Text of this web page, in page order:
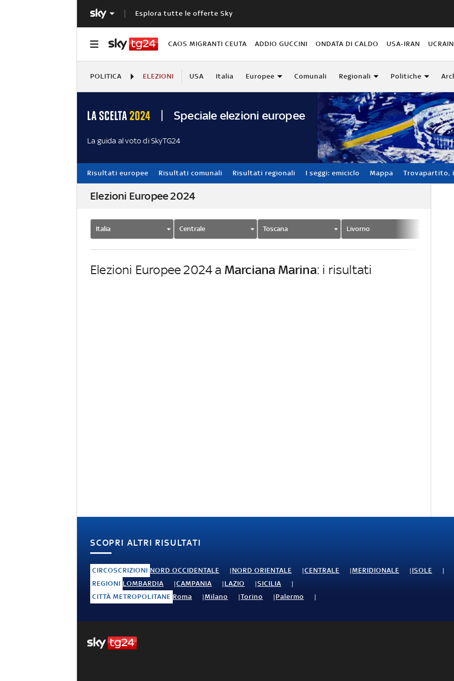
Esplora tutte le offerte Sky
CAOS MIGRANTI CEUTA ADDIO GUCCINI ONDATA DI CALDO USA-IRAN
POLITICA ELEZIONI USA Italia Europee Comunali Regionali Politiche
Speciale elezioni europee
La guida al voto di SkyTG24
Risultati europee Risultati comunali Risultati regionali I seggi: emiciclo Mappa Trovapartito,
Elezioni Europee 2024
Italia Centrale Toscana Livorno
Elezioni Europee 2024 a Marciana Marina: i risultati
SCOPRI ALTRI RISULTATI
CIRCOSCRIZIONI NORD OCCIDENTALE NORD ORIENTALE CENTRALE MERIDIONALE
ISOLE
REGIONI LOMBARDIA CAMPANIA LAZIO
SICILIA
CITTÀ METROPOLITANE Roma Milano Torino Palermo